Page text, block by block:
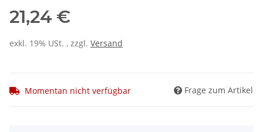
21,24 €
exkl. 19% USt. , zzgl. Versand
Momentan nicht verfügbar Frage zum Artikel